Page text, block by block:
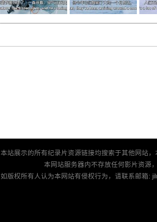
本站展示的所有纪录片资源链接均搜索于其他网站
本网站服务器内不存放任何影片资源
如版权所有人认为本网站有侵权行为，请联系邮箱: